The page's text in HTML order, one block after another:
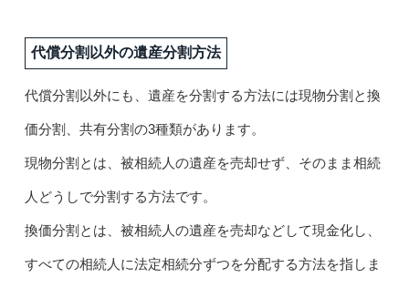
代償分割以外の遺産分割方法
代償分割以外にも、遺産を分割する方法には現物分割と換
価分割、共有分割の3種類があります。
現物分割とは、被相続人の遺産を売却せず、そのまま相続
人どうしで分割する方法です。
換価分割とは、被相続人の遺産を売却などして現金化し、
すべての相続人に法定相続分ずつを分配する方法を指しま